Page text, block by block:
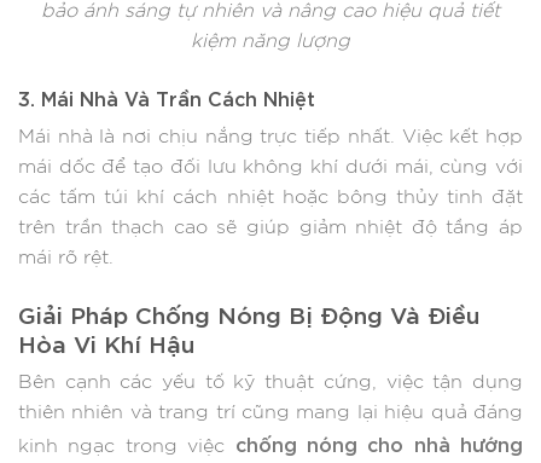
bảo ánh sáng tự nhiên và nâng cao hiệu quả tiết
kiệm năng lượng
3. Mái Nhà Và Trần Cách Nhiệt
Mái nhà là nơi chịu nắng trực tiếp nhất. Việc kết hợp
mái dốc để tạo đối lưu không khí dưới mái, cùng với
các tấm túi khí cách nhiệt hoặc bông thủy tinh đặt
trên trần thạch cao sẽ giúp giảm nhiệt độ tầng áp
mái rõ rệt.
Giải Pháp Chống Nóng Bị Động Và Điều
Hòa Vi Khí Hậu
Bên cạnh các yếu tố kỹ thuật cứng, việc tận dụng
thiên nhiên và trang trí cũng mang lại hiệu quả đáng
kinh ngạc trong việc chống nóng cho nhà hướng